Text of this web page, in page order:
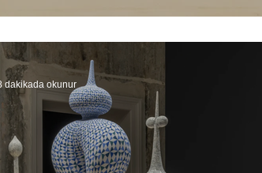
forever
dakikada okunur